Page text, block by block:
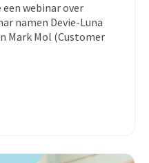
webinar over
namen Devie-Luna
Mark Mol (Customer